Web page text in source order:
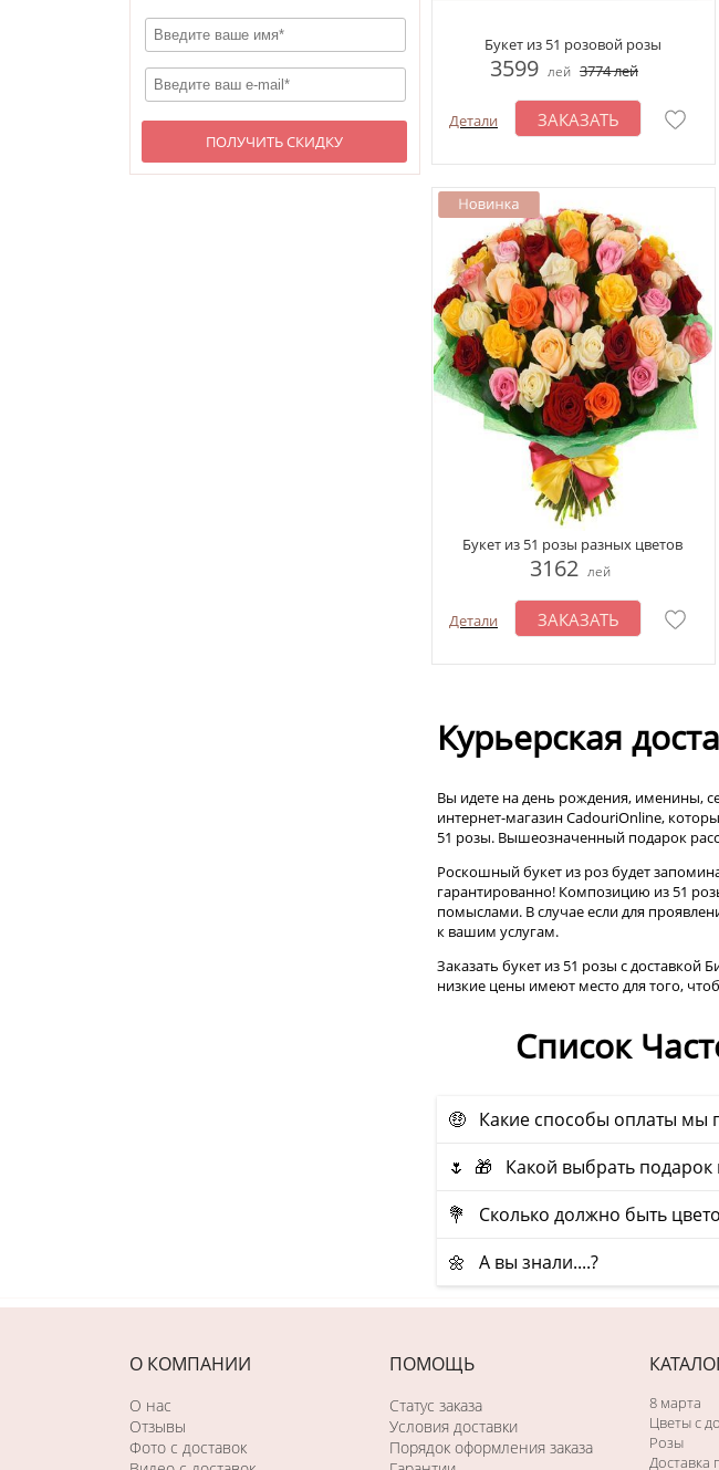
ПОЛУЧИТЬ СКИДКУ
Букет из 51 розовой розы
3599 лей 3774лей
Детали ЗАКАЗАТЬ
Букет из 51 розы разных цветов
3162 лей
Детали ЗАКАЗАТЬ
Курьерская
Вы идете на день рождения, именины,
интернет-магазин CadouriOnline,
51 розы. Вышеозначенный подарок
Роскошный букет из роз будет
гарантированно! Композицию из 51
помыслами. В случае если для
к вашим услугам.
Заказать букет из 51 розы с доставкой
низкие цены имеют место для того,
Список
🤑 Какие способы оплаты мы
🌷 🎁 Какой выбрать подарок
💐 Сколько должно быть
🌼 А вы знали....?
О КОМПАНИИ
О нас
Отзывы
Фото c доставок
ПОМОЩЬ
Статус заказа
Условия доставки
Порядок оформления заказа
8 марта
Цветы с
Розы
Доставка